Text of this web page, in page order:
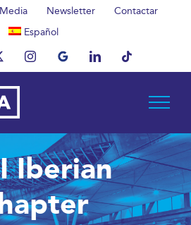
Media Newsletter
Contactar
Español
X InstagramMyBusinessLinkedInTiktok
Iberian